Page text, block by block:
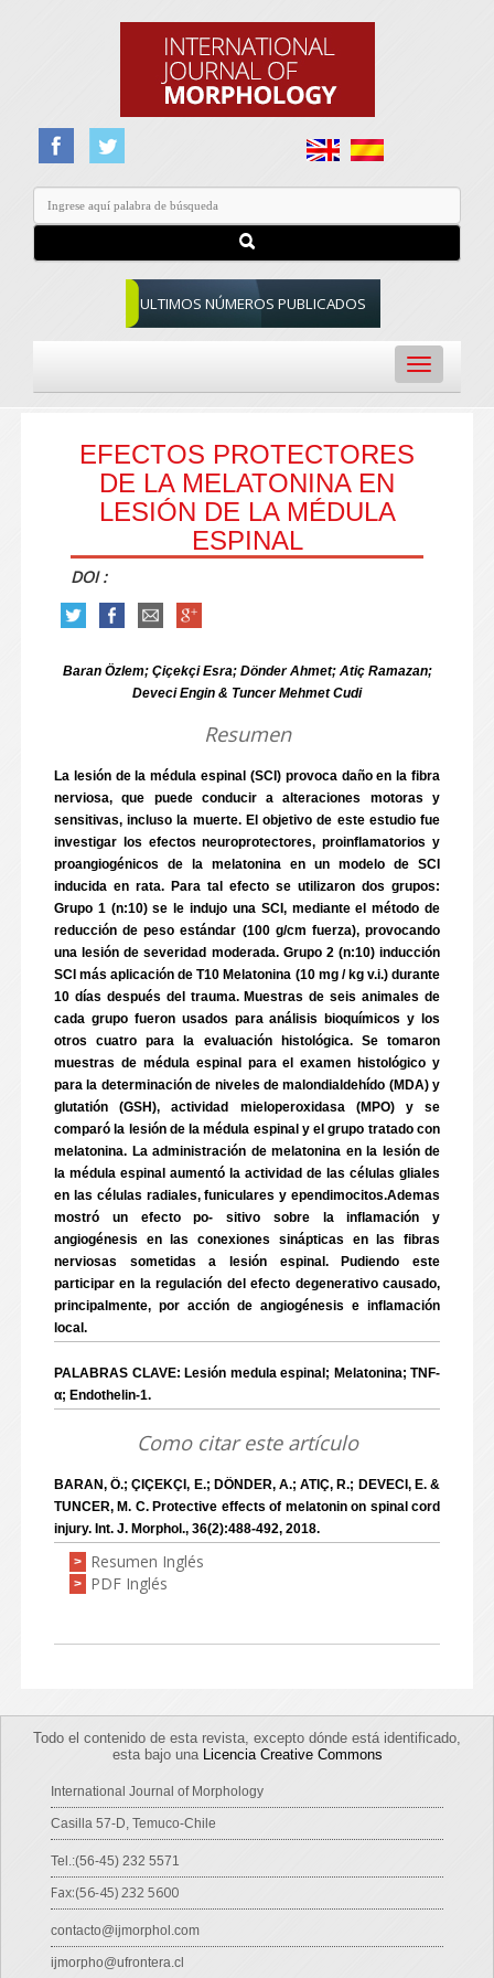
ULTIMOS NÚMEROS PUBLICADOS
Toggle
navigation
EFECTOS PROTECTORES
DE LA MELATONINA EN
LESIÓN DE LA MÉDULA
ESPINAL
DOI :
Baran Özlem; Çiçekçi Esra; Dönder Ahmet; Atiç Ramazan;
Deveci Engin & Tuncer Mehmet Cudi
Resumen
La lesión de la médula espinal (SCI) provoca daño en la fibra
nerviosa, que puede conducir a alteraciones motoras y
sensitivas, incluso la muerte. El objetivo de este estudio fue
investigar los efectos neuroprotectores, proinflamatorios y
proangiogénicos de la melatonina en un modelo de SCI
inducida en rata. Para tal efecto se utilizaron dos grupos:
Grupo 1 (n:10) se le indujo una SCI, mediante el método de
reducción de peso estándar (100 g/cm fuerza), provocando
una lesión de severidad moderada. Grupo 2 (n:10) inducción
SCI más aplicación de T10 Melatonina (10 mg / kg v.i.) durante
10 días después del trauma. Muestras de seis animales de
cada grupo fueron usados para análisis bioquímicos y los
otros cuatro para la evaluación histológica. Se tomaron
muestras de médula espinal para el examen histológico y
para la determinación de niveles de malondialdehído (MDA) y
glutatión (GSH), actividad mieloperoxidasa (MPO) y se
comparó la lesión de la médula espinal y el grupo tratado con
melatonina. La administración de melatonina en la lesión de
la médula espinal aumentó la actividad de las células gliales
en las células radiales, funiculares y ependimocitos.Ademas
mostró un efecto po- sitivo sobre la inflamación y
angiogénesis en las conexiones sinápticas en las fibras
nerviosas sometidas a lesión espinal. Pudiendo este
participar en la regulación del efecto degenerativo causado,
principalmente, por acción de angiogénesis e inflamación
local.
PALABRAS CLAVE: Lesión medula espinal; Melatonina; TNF-
α; Endothelin-1.
Como citar este artículo
BARAN, Ö.; ÇIÇEKÇI, E.; DÖNDER, A.; ATIÇ, R.; DEVECI, E. &
TUNCER, M. C. Protective effects of melatonin on spinal cord
injury. Int. J. Morphol., 36(2):488-492, 2018.
> Resumen Inglés
> PDF Inglés
Todo el contenido de esta revista, excepto dónde está identificado,
esta bajo una Licencia Creative Commons
International Journal of Morphology
Casilla 57-D, Temuco-Chile
Tel.:(56-45) 232 5571
Fax:(56-45) 232 5600
contacto@ijmorphol.com
ijmorpho@ufrontera.cl